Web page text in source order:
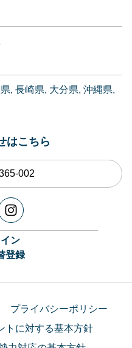
長崎県 大分県 沖縄県
はこちら
002
ン
登録
プライバシーポリシー
トに対する基本方針